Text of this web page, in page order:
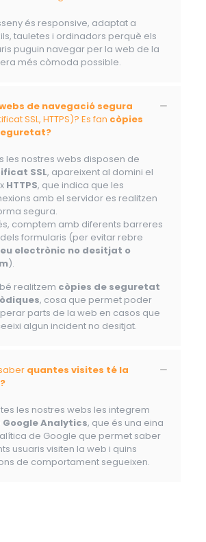
és responsive, adaptat a
tauletes i ordinadors perquè els
puguin navegar per la web de la
més còmoda possible.
de navegació segura
SSL, HTTPS)? Es fan còpies
les nostres webs disposen de
SSL, apareixent al domini el
HTTPS, que indica que les
amb el servidor es realitzen
segura.
comptem amb diferents barreres
formularis (per evitar rebre
electrònic no desitjat o
).
realitzem còpies de seguretat
, cosa que permet poder
parts de la web en casos que
algun incident no desitjat.
quantes visites té la
les nostres webs les integrem
Google Analytics, que és una eina
de Google que permet saber
usuaris visiten la web i quins
de comportament segueixen.